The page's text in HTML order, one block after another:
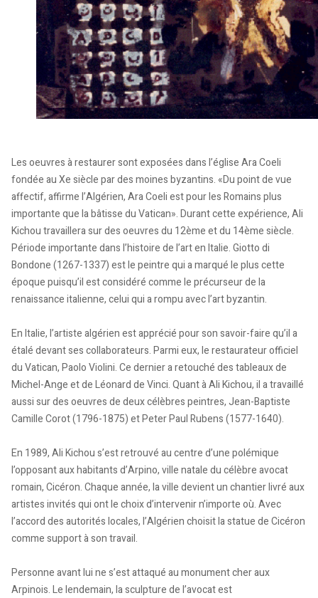
Les oeuvres à restaurer sont exposées dans l’église Ara Coeli
fondée au Xe siècle par des moines byzantins. «Du point de vue
affectif, affirme l’Algérien, Ara Coeli est pour les Romains plus
importante que la bâtisse du Vatican». Durant cette expérience, Ali
Kichou travaillera sur des oeuvres du 12ème et du 14ème siècle.
Période importante dans l’histoire de l’art en Italie. Giotto di
Bondone (1267-1337) est le peintre qui a marqué le plus cette
époque puisqu’il est considéré comme le précurseur de la
renaissance italienne, celui qui a rompu avec l’art byzantin.
En Italie, l’artiste algérien est apprécié pour son savoir-faire qu’il a
étalé devant ses collaborateurs. Parmi eux, le restaurateur officiel
du Vatican, Paolo Violini. Ce dernier a retouché des tableaux de
Michel-Ange et de Léonard de Vinci. Quant à Ali Kichou, il a travaillé
aussi sur des oeuvres de deux célèbres peintres, Jean-Baptiste
Camille Corot (1796-1875) et Peter Paul Rubens (1577-1640).
En 1989, Ali Kichou s’est retrouvé au centre d’une polémique
l’opposant aux habitants d’Arpino, ville natale du célèbre avocat
romain, Cicéron. Chaque année, la ville devient un chantier livré aux
artistes invités qui ont le choix d’intervenir n’importe où. Avec
l’accord des autorités locales, l’Algérien choisit la statue de Cicéron
comme support à son travail.
Personne avant lui ne s’est attaqué au monument cher aux
Arpinois. Le lendemain, la sculpture de l’avocat est